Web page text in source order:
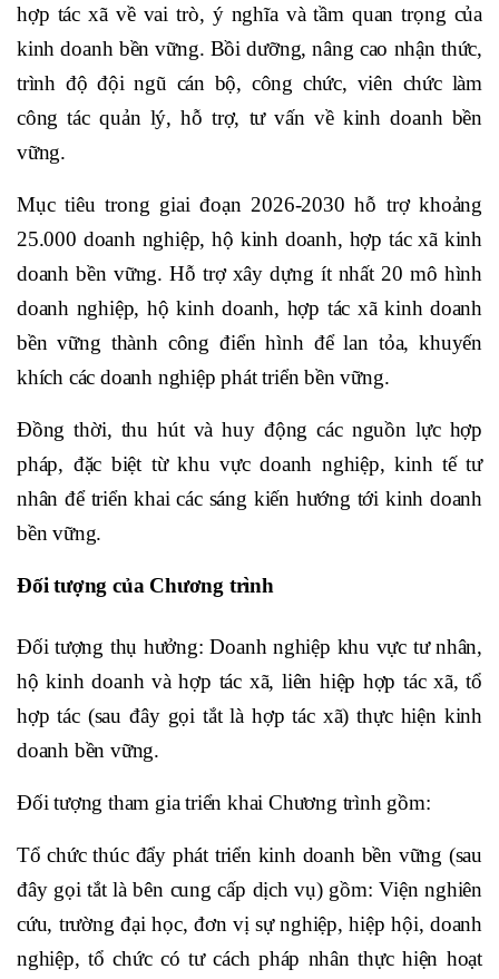
hợp tác xã về vai trò, ý nghĩa và tầm quan trọng của
kinh doanh bền vững. Bồi dưỡng, nâng cao nhận thức,
trình độ đội ngũ cán bộ, công chức, viên chức làm
công tác quản lý, hỗ trợ, tư vấn về kinh doanh bền
vững.
Mục tiêu trong giai đoạn 2026-2030 hỗ trợ khoảng
25.000 doanh nghiệp, hộ kinh doanh, hợp tác xã kinh
doanh bền vững. Hỗ trợ xây dựng ít nhất 20 mô hình
doanh nghiệp, hộ kinh doanh, hợp tác xã kinh doanh
bền vững thành công điển hình để lan tỏa, khuyến
khích các doanh nghiệp phát triển bền vững.
Đồng thời, thu hút và huy động các nguồn lực hợp
pháp, đặc biệt từ khu vực doanh nghiệp, kinh tế tư
nhân để triển khai các sáng kiến hướng tới kinh doanh
bền vững.
Đối tượng của Chương trình
Đối tượng thụ hưởng: Doanh nghiệp khu vực tư nhân,
hộ kinh doanh và hợp tác xã, liên hiệp hợp tác xã, tổ
hợp tác (sau đây gọi tắt là hợp tác xã) thực hiện kinh
doanh bền vững.
Đối tượng tham gia triển khai Chương trình gồm:
Tổ chức thúc đẩy phát triển kinh doanh bền vững (sau
đây gọi tắt là bên cung cấp dịch vụ) gồm: Viện nghiên
cứu, trường đại học, đơn vị sự nghiệp, hiệp hội, doanh
nghiệp, tổ chức có tư cách pháp nhân thực hiện hoạt